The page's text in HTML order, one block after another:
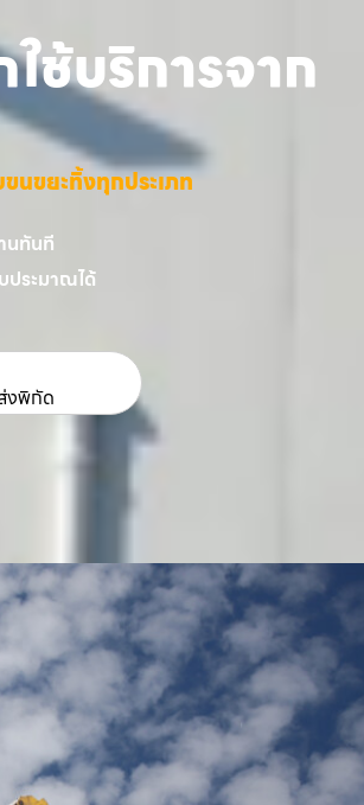
ช้บริการจาก
นขยะทิ้งทุกประเภท
นทันที
ประมาณได้
งพิกัด